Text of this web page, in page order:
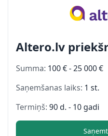
Altero.lv
Summa: 100 € - 25 000 €
Saņemšanas laiks: 1 st.
Termiņš: 90 d. - 10 gadi